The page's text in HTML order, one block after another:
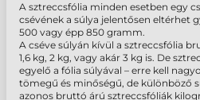
A sztreccsfólia minden esetben egy
csévének a súlya jelentősen eltérhet
500 vagy épp 850 gramm.
A cséve súlyán kívül a sztreccsfólia
1,6 kg, 2 kg, vagy akár 3 kg is. De
egyelő a fólia súlyával – erre kell
tömegű és minőségű, de különböző
azonos bruttó árú sztreccsfóliák